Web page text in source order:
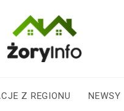
mieszkańców
Żor
Z REGIONU NEWSY